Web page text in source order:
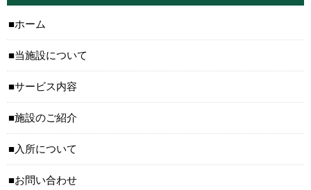
ホーム
当施設について
サービス内容
施設のご紹介
入所について
お問い合わせ